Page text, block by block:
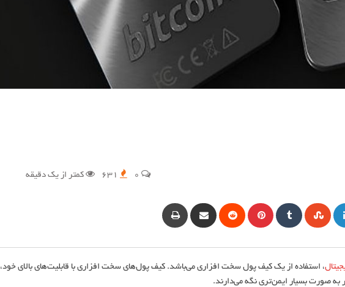
0 کمتر از یک دقیقه
لینکداینStumbleUpon
TumblrپینترستReddit
Share
via
Print
، استفاده از یک کیف پول سخت افزاری می‌باشد. کیف پول‌های سخت افزاری با قابلیت‌های بالای خود،
به صورت بسیار ایمن‌تری نگه می‌دارند.